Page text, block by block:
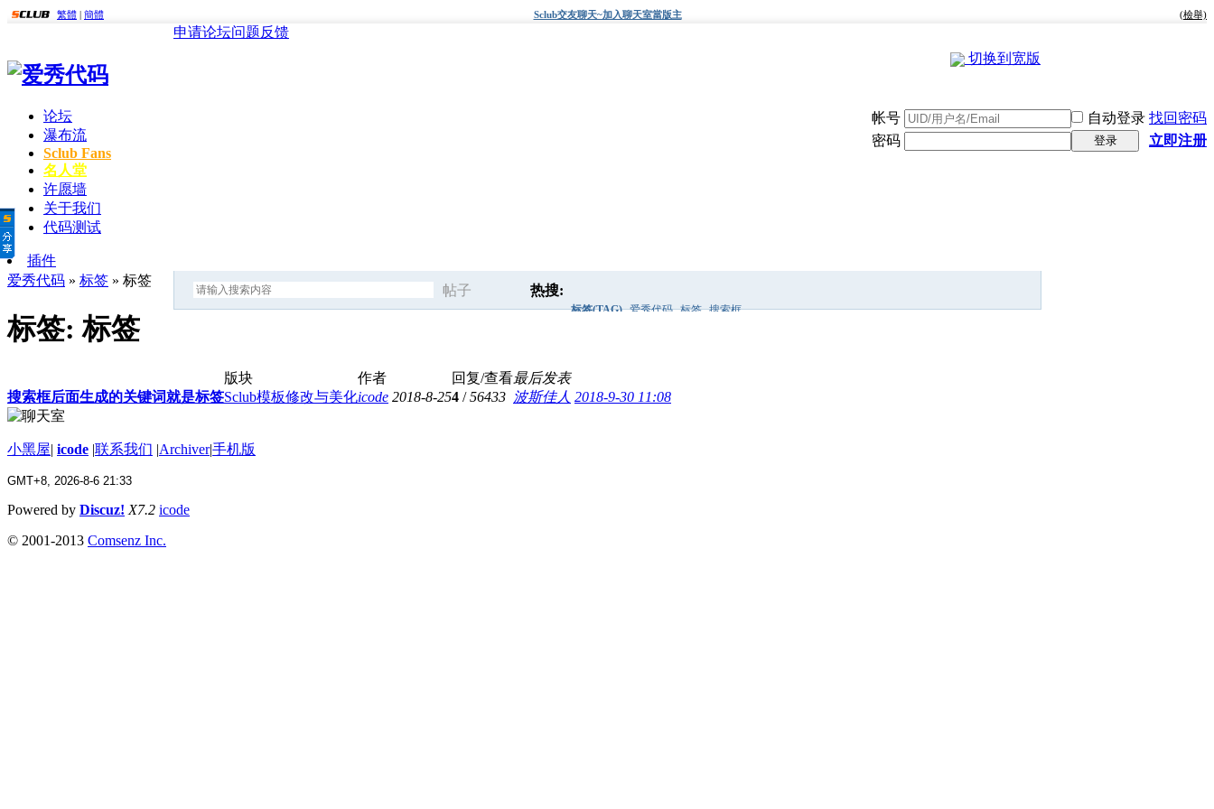
繁體 | 簡體 Sclub交友聊天~加入聊天室當版主 (檢舉)
申请论坛问题反馈
切换到宽版
帐号 自动登录 找回密码
密码
登录 立即注册
论坛
瀑布流
Sclub Fans
名人堂
许愿墙
关于我们
代码测试
插件
帖子
索
热搜:
标签(TAG) 爱秀代码 标签 搜索框
爱秀代码 » 标签 » 标签
标签: 标签
版块 作者 回复/查看最后发表
搜索框后面生成的关键词就是标签Sclub模板修改与美化icode 2018-8-254 /56433 波斯佳人 2018-9-30 11:08
小黑屋| icode |联系我们 |Archiver|手机版
GMT+8, 2026-8-6 21:33
Powered by Discuz! X7.2 icode
© 2001-2013 Comsenz Inc.